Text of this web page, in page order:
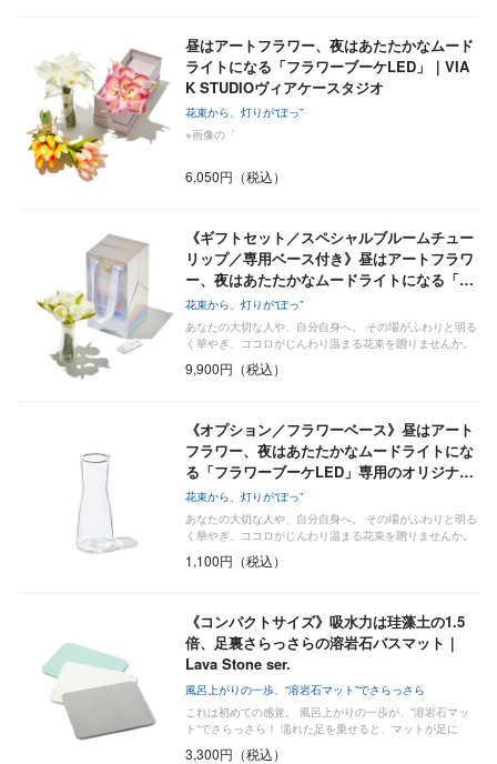
昼はアートフラワー、夜はあたたかなムード
ライトになる「フラワーブーケLED」｜VIA
K STUDIOヴィアケースタジオ
花束から、灯りが“ぽっ”
※画像の「
6,050円（税込）
《ギフトセット／スペシャルブルームチュー
リップ／専用ベース付き》昼はアートフラワ
ー、夜はあたたかなムードライトになる「…
花束から、灯りが“ぽっ”
あなたの大切な人や、自分自身へ。 その場がふわりと明る
く華やぎ、ココロがじんわり温まる花束を贈りませんか。
9,900円（税込）
《オプション／フラワーベース》昼はアート
フラワー、夜はあたたかなムードライトにな
る「フラワーブーケLED」専用のオリジナ…
花束から、灯りが“ぽっ”
あなたの大切な人や、自分自身へ。 その場がふわりと明る
く華やぎ、ココロがじんわり温まる花束を贈りませんか。
1,100円（税込）
《コンパクトサイズ》吸水力は珪藻土の1.5
倍、足裏さらっさらの溶岩石バスマット｜
Lava Stone ser.
風呂上がりの一歩、“溶岩石マット”でさらっさら
これは初めての感覚。 風呂上がりの一歩が、“溶岩石マッ
ト“でさらっさら！ 濡れた足を乗せると、マットが足に
3,300円（税込）